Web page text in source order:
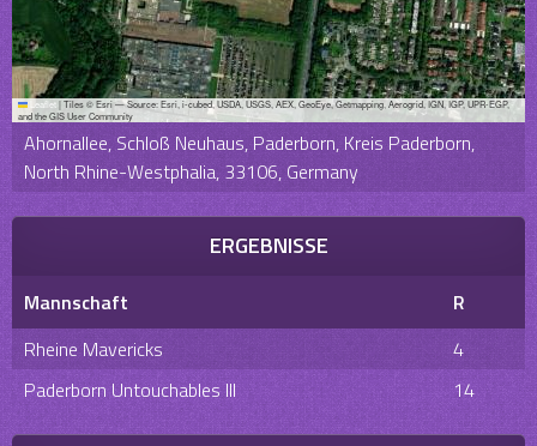
Leaflet |Tiles © Esri — Source: Esri, i-cubed, USDA, USGS, AEX, GeoEye, Getmapping, Aerogrid, IGN, IGP, UPR-EGP,
and the GIS User Community
Ahornallee, Schloß Neuhaus, Paderborn, Kreis Paderborn,
North Rhine-Westphalia, 33106, Germany
ERGEBNISSE
Mannschaft
R
Rheine Mavericks
4
Paderborn Untouchables III
14